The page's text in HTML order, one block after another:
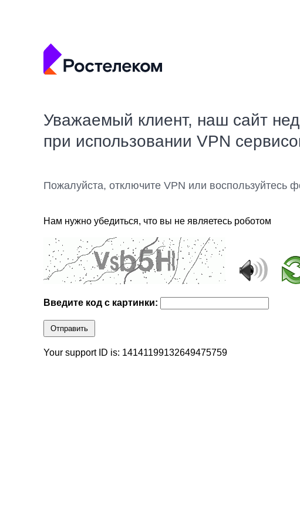
Уважаемый клиент, наш сайт
при использовании VPN
Пожалуйста, отключите VPN или воспользуйтесь
Нам нужно убедиться, что вы не являетесь роботом
Введите код с картинки:
Отправить
Your support ID is: 14141199132649475759